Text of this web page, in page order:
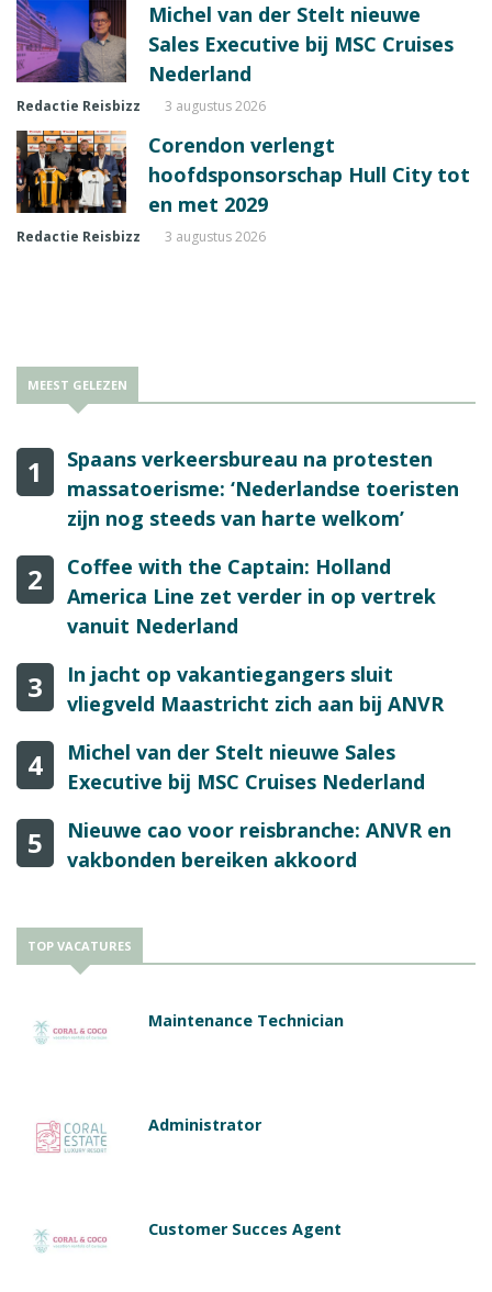
Michel van der Stelt nieuwe
Sales Executive bij MSC Cruises
Nederland
Redactie Reisbizz 3 augustus 2026
Corendon verlengt
hoofdsponsorschap Hull City tot
en met 2029
Redactie Reisbizz 3 augustus 2026
MEEST GELEZEN
1
Spaans verkeersbureau na protesten
massatoerisme: ‘Nederlandse toeristen
zijn nog steeds van harte welkom’
2
Coffee with the Captain: Holland
America Line zet verder in op vertrek
vanuit Nederland
3
In jacht op vakantiegangers sluit
vliegveld Maastricht zich aan bij ANVR
4
Michel van der Stelt nieuwe Sales
Executive bij MSC Cruises Nederland
5
Nieuwe cao voor reisbranche: ANVR en
vakbonden bereiken akkoord
TOP VACATURES
Maintenance Technician
Administrator
Customer Succes Agent